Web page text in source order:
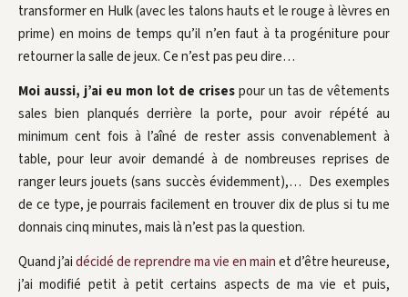
transformer en Hulk (avec les talons hauts et le rouge à lèvres en
prime) en moins de temps qu’il n’en faut à ta progéniture pour
retourner la salle de jeux. Ce n’est pas peu dire…
Moi aussi, j’ai eu mon lot de crisespour un tas de vêtements
sales bien planqués derrière la porte, pour avoir répété au
minimum cent fois à l’aîné de rester assis convenablement à
table, pour leur avoir demandé à de nombreuses reprises de
ranger leurs jouets (sans succès évidemment),… Des exemples
de ce type, je pourrais facilement en trouver dix de plus si tu me
donnais cinq minutes, mais là n’est pas la question.
Quand j’aidécidé de reprendre ma vie en mainet d’être heureuse,
j’ai modifié petit à petit certains aspects de ma vie et puis,